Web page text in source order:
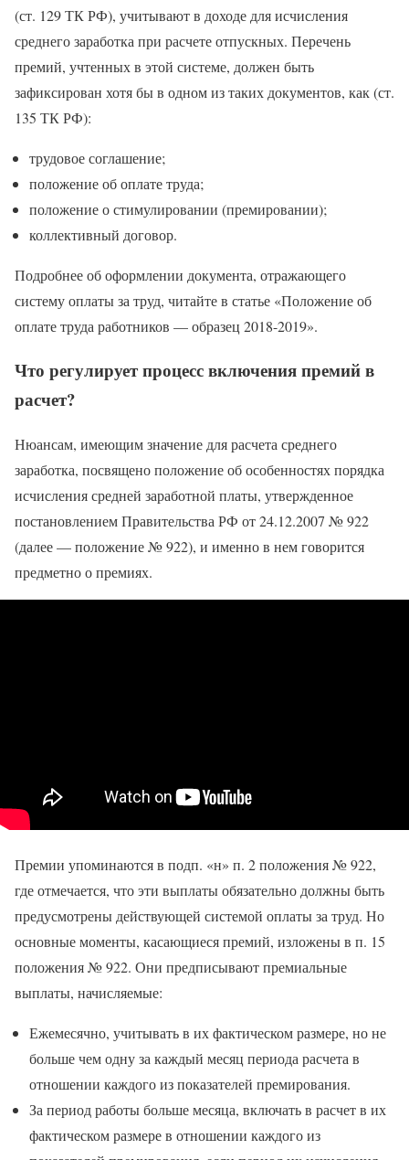
(ст. 129 ТК РФ), учитывают в доходе для исчисления
среднего заработка при расчете отпускных. Перечень
премий, учтенных в этой системе, должен быть
зафиксирован хотя бы в одном из таких документов, как (ст.
135 ТК РФ):
трудовое соглашение;
положение об оплате труда;
положение о стимулировании (премировании);
коллективный договор.
Подробнее об оформлении документа, отражающего
систему оплаты за труд, читайте в статье «Положение об
оплате труда работников — образец 2018-2019».
Что регулирует процесс включения премий в
расчет?
Нюансам, имеющим значение для расчета среднего
заработка, посвящено положение об особенностях порядка
исчисления средней заработной платы, утвержденное
постановлением Правительства РФ от 24.12.2007 № 922
(далее — положение № 922), и именно в нем говорится
предметно о премиях.
Премии упоминаются в подп. «н» п. 2 положения № 922,
где отмечается, что эти выплаты обязательно должны быть
предусмотрены действующей системой оплаты за труд. Но
основные моменты, касающиеся премий, изложены в п. 15
положения № 922. Они предписывают премиальные
выплаты, начисляемые:
Ежемесячно, учитывать в их фактическом размере, но не
больше чем одну за каждый месяц периода расчета в
отношении каждого из показателей премирования.
За период работы больше месяца, включать в расчет в их
фактическом размере в отношении каждого из